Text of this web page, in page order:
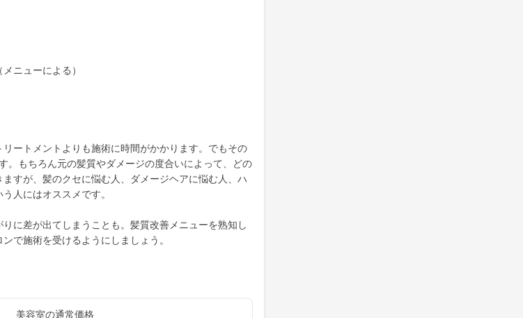
ニューによる）
ートメントよりも施術に時間がかかります。でもその
。もちろん元の髪質やダメージの度合いによって、どの
すが、髪のクセに悩む人、ダメージヘアに悩む人、ハ
人にはオススメです。
に差が出てしまうことも。髪質改善メニューを熟知し
で施術を受けるようにしましょう。
美容室の通常価格